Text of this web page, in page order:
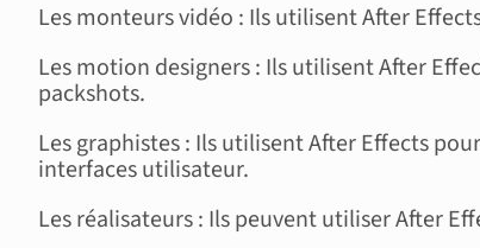
Les monteurs vidéo : Ils utilisent After
Les motion designers : Ils utilisent After
packshots.
Les graphistes : Ils utilisent After Effects
interfaces utilisateur.
Les réalisateurs : Ils peuvent utiliser After